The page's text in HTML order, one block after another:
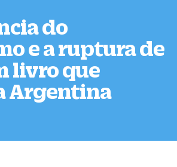
do
e a ruptura de
livro que
Argentina